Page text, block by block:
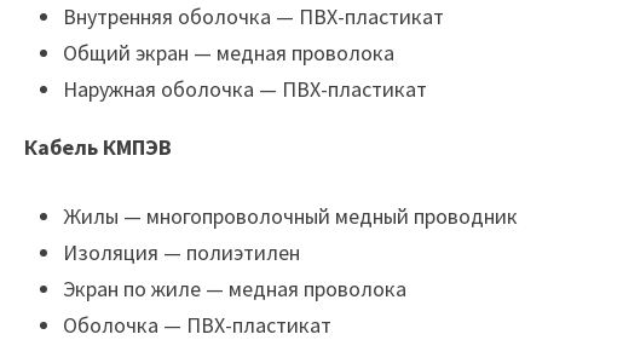
Внутренняя оболочка — ПВХ-пластикат
Общий экран — медная проволока
Наружная оболочка — ПВХ-пластикат
Кабель КМПЭВ
Жилы — многопроволочный медный проводник
Изоляция — полиэтилен
Экран по жиле — медная проволока
Оболочка — ПВХ-пластикат